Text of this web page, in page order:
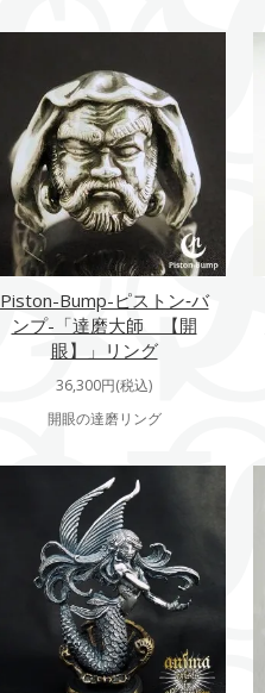
Piston-Bump-ピストン‐バ
ンプ-「達磨大師 【開
眼】」リング
36,300円(税込)
開眼の達磨リング